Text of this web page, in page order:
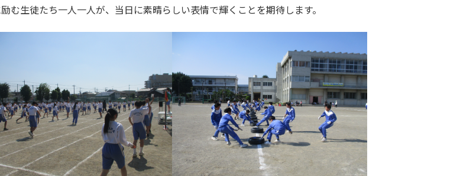
む生徒たち一人一人が、当日に素晴らしい表情で輝くことを期待します。